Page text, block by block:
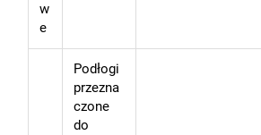
w
e
Podłogi
przezna
czone
do